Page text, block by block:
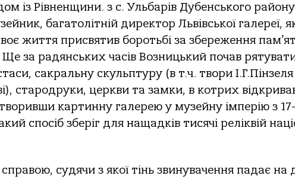
із Рівненщини. з с. Ульбарів Дубенського
багатолітній директор Львівської галереї,
життя присвятив боротьбі за збереження
Ще за радянських часів Возницький почав
сакральну скульптуру (в т.ч. твори
стародруки, церкви та замки, в котрих
картинну галерею у музейну імперію з
спосіб зберіг для нащадків тисячі реліквій
судячи з якої тінь звинувачення падає на